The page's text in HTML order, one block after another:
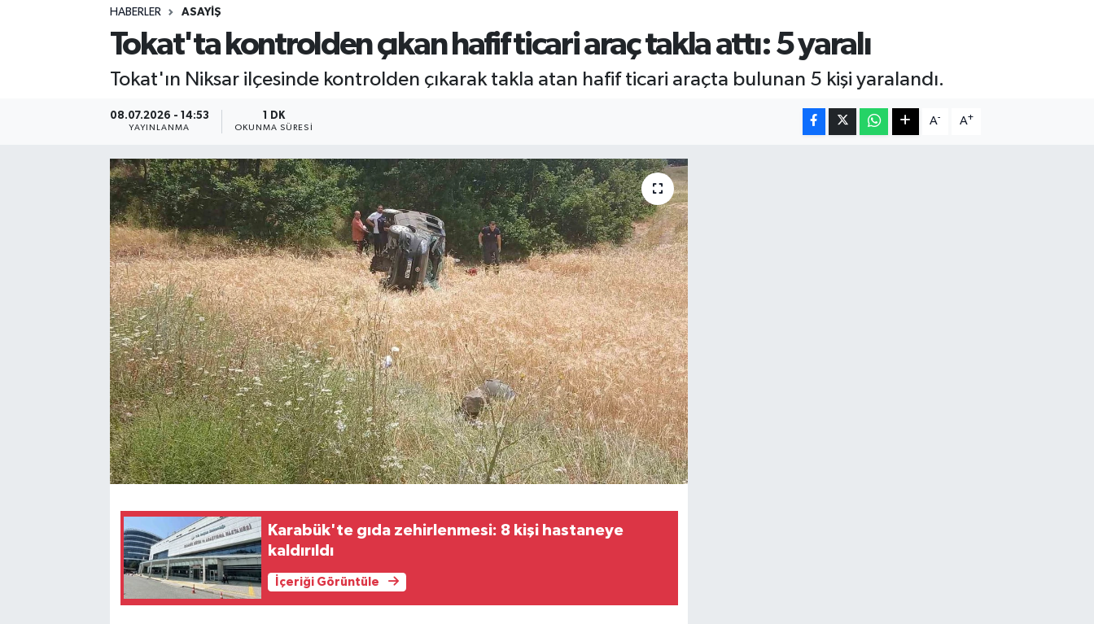
HABERLER ASAYIŞ
Tokat'ta kontrolden çıkan hafif ticari araç takla attı: 5 yaralı
Tokat'ın Niksar ilçesinde kontrolden çıkarak takla atan hafif ticari araçta bulunan 5 kişi yaralandı.
08.07.2026 - 14:53
YAYINLANMA
1 DK
OKUNMA SÜRESI
A- A+
Karabük'te gıda zehirlenmesi: 8 kişi hastaneye
kaldırıldı
İçeriği Görüntüle